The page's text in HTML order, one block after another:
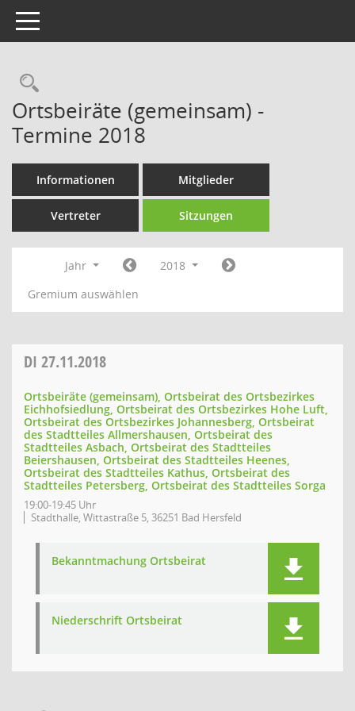
Toggle navigation
Rechercheauswahl
Ortsbeiräte (gemeinsam) -
Termine 2018
Informationen Mitglieder
Vertreter Sitzungen
Jahr
2018
Gremium auswählen
DI 27.11.2018
Ortsbeiräte (gemeinsam), Ortsbeirat des Ortsbezirkes
Eichhofsiedlung, Ortsbeirat des Ortsbezirkes Hohe Luft,
Ortsbeirat des Ortsbezirkes Johannesberg, Ortsbeirat
des Stadtteiles Allmershausen, Ortsbeirat des
Stadtteiles Asbach, Ortsbeirat des Stadtteiles
Beiershausen, Ortsbeirat des Stadtteiles Heenes,
Ortsbeirat des Stadtteiles Kathus, Ortsbeirat des
Stadtteiles Petersberg, Ortsbeirat des Stadtteiles Sorga
19:00-19:45 Uhr
Stadthalle, Wittastraße 5, 36251 Bad Hersfeld
Bekanntmachung Ortsbeirat
Niederschrift Ortsbeirat